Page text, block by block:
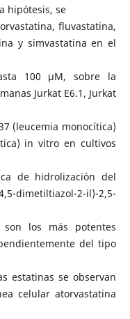
hipótesis, se
fluvastatina,
y simvastatina en el
100 μM, sobre la
Jurkat E6.1, Jurkat
(leucemia monocítica)
in vitro en cultivos
de hidrolización del
2-il)-2,5-
son los más potentes
del tipo
estatinas se observan
celular atorvastatina